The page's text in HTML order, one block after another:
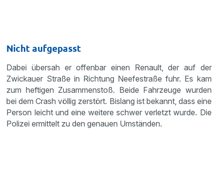
Nicht aufgepasst
Dabei übersah er offenbar einen Renault, der auf der
Zwickauer Straße in Richtung Neefestraße fuhr. Es kam
zum heftigen Zusammenstoß. Beide Fahrzeuge wurden
bei dem Crash völlig zerstört. Bislang ist bekannt, dass eine
Person leicht und eine weitere schwer verletzt wurde. Die
Polizei ermittelt zu den genauen Umständen.